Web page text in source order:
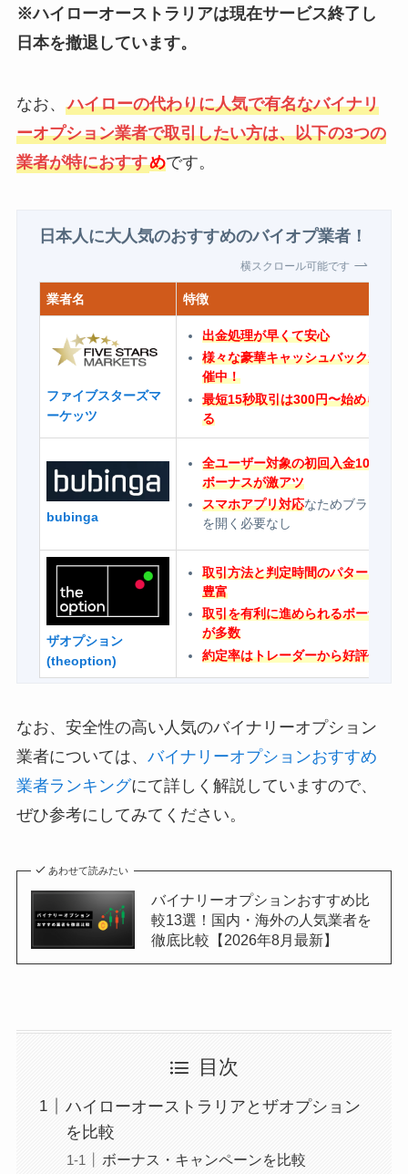
※ハイローオーストラリアは現在サービス終了し
日本を撤退しています。
なお、 ハイローの代わりに人気で有名なバイナリ
ーオプション業者で取引したい方は、以下の3つの
業者が特におすすめです。
日本人に大人気のおすすめのバイオプ業者！
横スクロール可能です
業者名 特徴
ファイブスターズマ
ーケッツ
出金処理が早くて安心
様々な豪華キャッシュバックが開
催中！
最短15秒取引は300円〜始められ
る
bubinga
全ユーザー対象の初回入金100%
ボーナスが激アツ
スマホアプリ対応なためブラウザ
を開く必要なし
ザオプション
(theoption)
取引方法と判定時間のパターンが
豊富
取引を有利に進められるボーナス
が多数
約定率はトレーダーから好評価
なお、安全性の高い人気のバイナリーオプション
業者については、 バイナリーオプションおすすめ
業者ランキングにて詳しく解説していますので、
ぜひ参考にしてみてください。
あわせて読みたい
バイナリーオプションおすすめ比
較13選！国内・海外の人気業者を
徹底比較【2026年8月最新】
目次
ハイローオーストラリアとザオプション
を比較
ボーナス・キャンペーンを比較